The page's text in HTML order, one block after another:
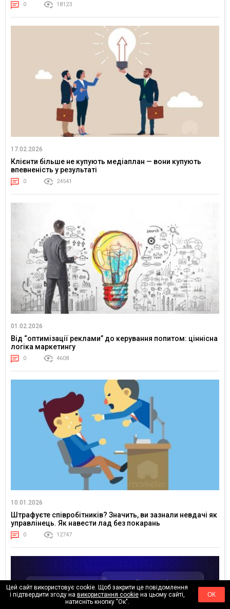
0 18123
17.02.2026
Клієнти більше не купують медіаплан — вони купують
впевненість у результаті
0 24541
01.02.2026
Від “оптимізації реклами” до керування попитом: ціннісна
логіка маркетингу
0 4608
10.01.2026
Штрафуєте співробітників? Значить, ви зазнали невдачі як
управлінець. Як навести лад без покарань
0 12747
Цей сайт використовує cookie. Щоб закрити це повідомлення
і підтвердити згоду на використання cookieна цьому сайті,
натисніть кнопку "Ок".
ОК